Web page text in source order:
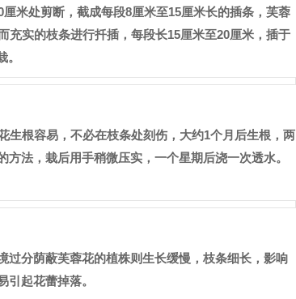
米处剪断，截成每段8厘米至15厘米长的插条，芙蓉
充实的枝条进行扦插，每段长15厘米至20厘米，插于
生根容易，不必在枝条处刻伤，大约1个月后生根，两
法，栽后用手稍微压实，一个星期后浇一次透水。
分荫蔽芙蓉花的植株则生长缓慢，枝条细长，影响
起花蕾掉落。